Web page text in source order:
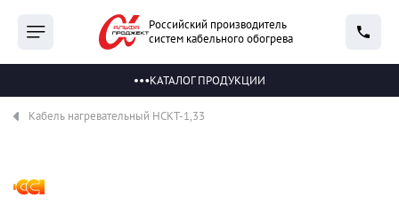
Российский производитель
систем кабельного обогрева
КАТАЛОГ ПРОДУКЦИИ
Кабель нагревательный НСКТ-1,33